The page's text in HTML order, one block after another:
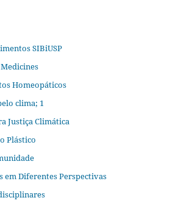
SIBiUSP
Homeopáticos
clima; 1
Justiça Climática
Plástico
em Diferentes Perspectivas